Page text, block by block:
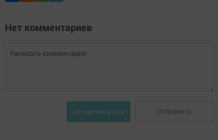
Нет комментариев
Авторизоваться Отправить